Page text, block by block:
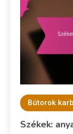
Bútorok
Székek: